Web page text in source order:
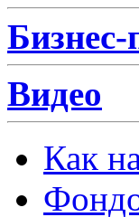
Видео
Как